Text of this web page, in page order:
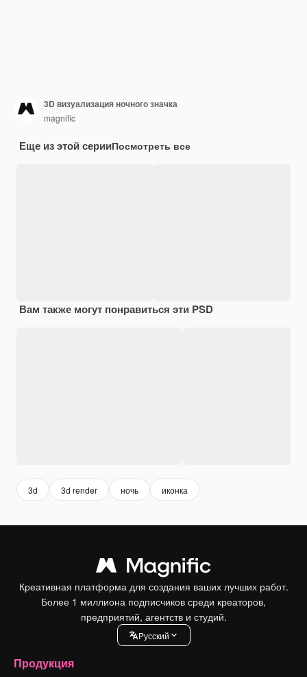
3D визуализация ночного значка
magnific
Еще из этой серииПосмотреть все
Вам также могут понравиться эти PSD
3d 3d render ночь иконка
Креативная платформа для создания ваших лучших работ.
Более 1 миллиона подписчиков среди креаторов,
предприятий, агентств и студий.
Pусский
Продукция